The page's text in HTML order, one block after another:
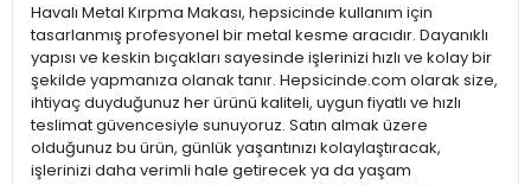
Havalı Metal Kırpma Makası, hepsicinde kullanım için
tasarlanmış profesyonel bir metal kesme aracıdır. Dayanıklı
yapısı ve keskin bıçakları sayesinde işlerinizi hızlı ve kolay bir
şekilde yapmanıza olanak tanır. Hepsicinde.com olarak size,
ihtiyaç duyduğunuz her ürünü kaliteli, uygun fiyatlı ve hızlı
teslimat güvencesiyle sunuyoruz. Satın almak üzere
olduğunuz bu ürün, günlük yaşantınızı kolaylaştıracak,
işlerinizi daha verimli hale getirecek ya da yaşam